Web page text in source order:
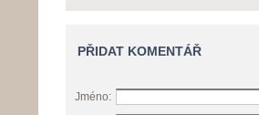
PŘIDAT KOMENTÁŘ
Jméno: